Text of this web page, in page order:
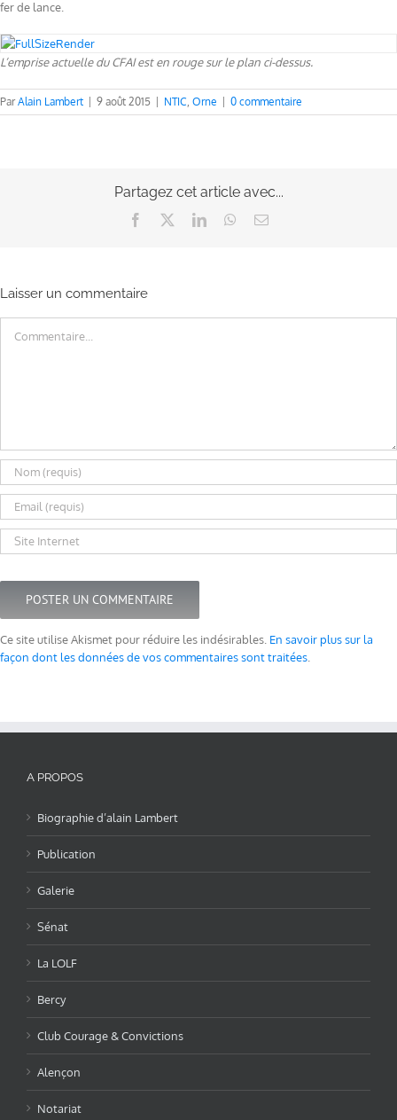
fer de lance.
L’emprise actuelle du CFAI est en rouge sur le plan ci-dessus.
ParAlain Lambert 9 août 2015 NTIC, Orne 0 commentaire
Partagez cet article avec...
Facebook LinkedInWhatsApp
Email
Laisser un commentaire
Ce site utilise Akismet pour réduire les indésirables. En savoir plus sur la
façon dont les données de vos commentaires sont traitées
A PROPOS
Biographie d’alain Lambert
Publication
Galerie
Sénat
La LOLF
Bercy
Club Courage & Convictions
Alençon
Notariat